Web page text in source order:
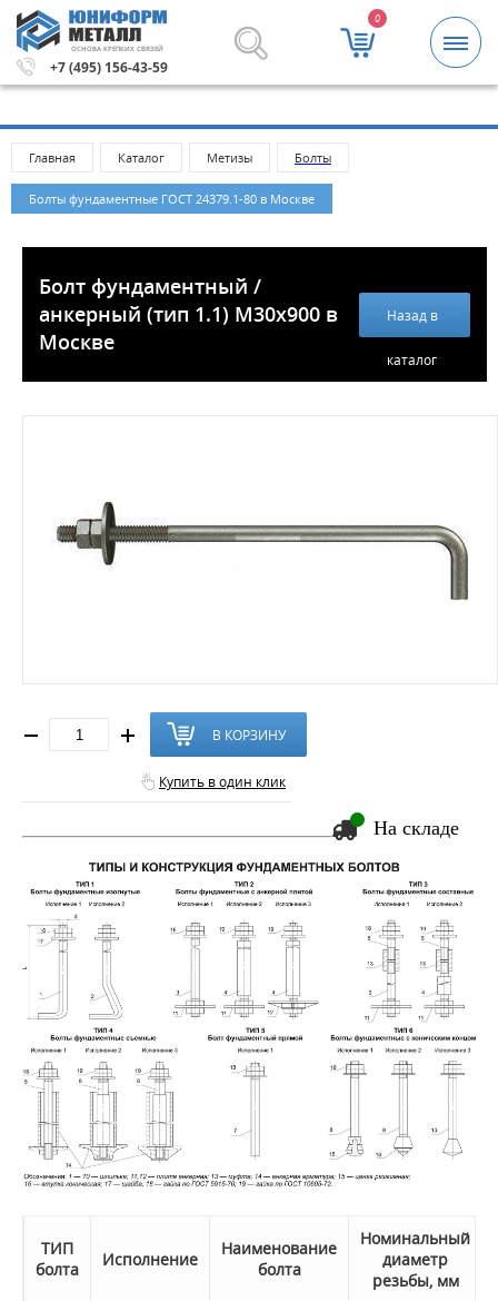
ОСНОВА КРЕПКИХ СВЯЗЕЙ
+7 (495) 156-43-59
0
Метизы и крепежные изделия оптом. Минимальная
Главная Каталог Метизы Болты
Болты фундаментные ГОСТ 24379.1-80 в Москве
Болт фундаментный /
анкерный (тип 1.1) M30x900 в
Москве
Назад в
каталог
В КОРЗИНУ
Купить в один клик
На складе
ТИП
болта
Исполнение
Наименование
болта
Номинальный
диаметр
резьбы, мм